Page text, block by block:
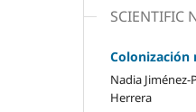
SCIENTIFIC
Colonización
Nadia
Herrera